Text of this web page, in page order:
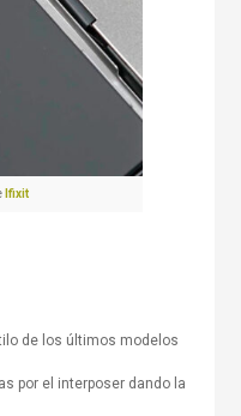
Ifixit
de los últimos modelos
por el interposer dando la